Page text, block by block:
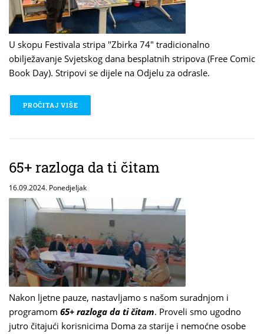
U skopu Festivala stripa "Zbirka 74" tradicionalno
obilježavanje Svjetskog dana besplatnih stripova (Free Comic
Book Day). Stripovi se dijele na Odjelu za odrasle.
PROČITAJ VIŠE
65+ razloga da ti čitam
16.09.2024. Ponedjeljak
Nakon ljetne pauze, nastavljamo s našom suradnjom i
programom 65+ razloga da ti čitam. Proveli smo ugodno
jutro čitajući korisnicima Doma za starije i nemoćne osobe